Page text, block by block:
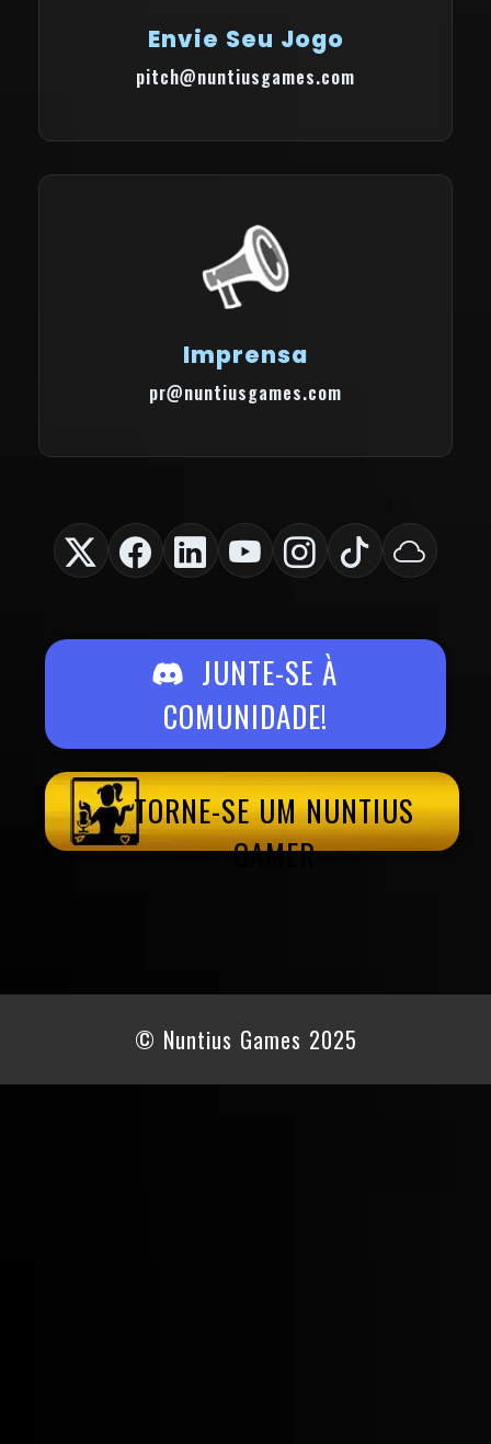
Envie Seu Jogo
pitch@nuntiusgames.com
Imprensa
pr@nuntiusgames.com
JUNTE-SE À
COMUNIDADE!
TORNE-SE UM NUNTIUS
GAMER
© Nuntius Games 2025